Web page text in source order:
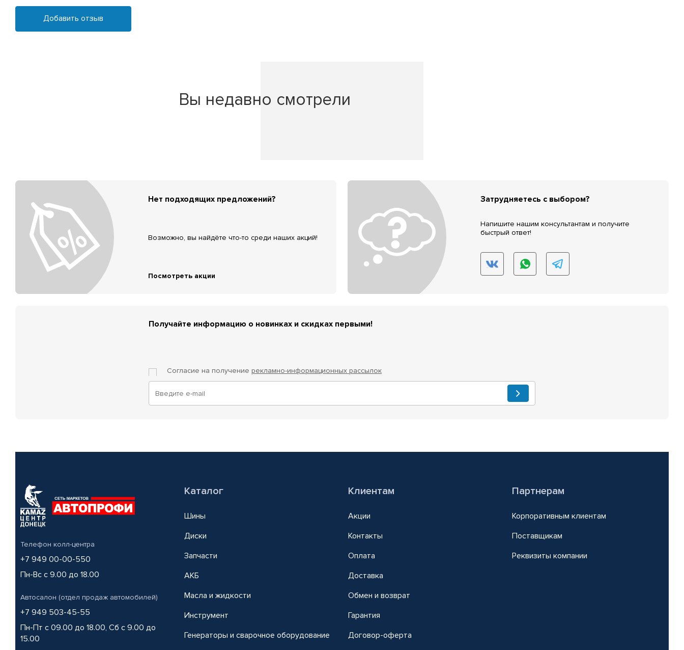
Добавить отзыв
Вы недавно смотрели
Нет подходящих предложений?
Возможно, вы найдёте что-то среди наших акций!
Посмотреть акции
Затрудняетесь с выбором?
Напишите нашим консультантам и получите
быстрый ответ!
Получайте информацию о новинках и скидках первыми!
Согласие на получение рекламно-информационных рассылок
Телефон колл-центра
+7 949 00-00-550
Пн-Вс с 9.00 до 18.00
Автосалон (отдел продаж автомобилей)
+7 949 503-45-55
Пн-Пт с 09.00 до 18.00, Сб с 9.00 до
15.00
Каталог
Шины
Диски
Запчасти
АКБ
Масла и жидкости
Инструмент
Генераторы и сварочное оборудование
Клиентам
Акции
Контакты
Оплата
Доставка
Обмен и возврат
Гарантия
Договор-оферта
Партнерам
Корпоративным клиентам
Поставщикам
Реквизиты компании